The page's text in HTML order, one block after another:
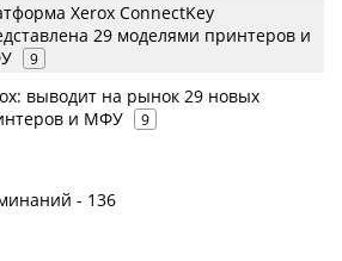
Xerox ConnectKey
29 моделями принтеров и
9
выводит на рынок 29 новых
и МФУ
9
- 136